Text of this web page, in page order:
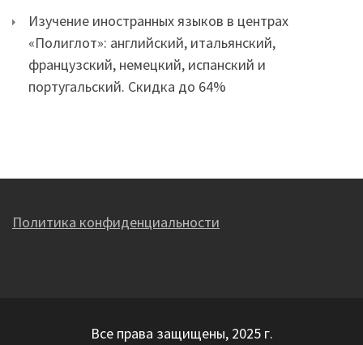
Изучение иностранных языков в центрах
«Полиглот»: английский, итальянский,
французский, немецкий, испанский и
португальский. Скидка до 64%
Политика конфиденциальности
Все права защищены, 2025 г.